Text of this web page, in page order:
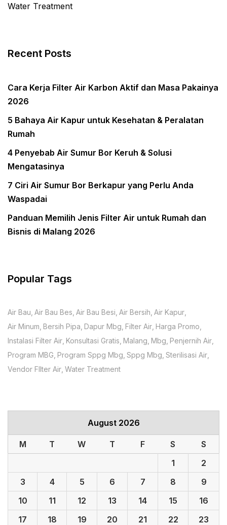
Water Treatment
Recent Posts
Cara Kerja Filter Air Karbon Aktif dan Masa Pakainya
2026
5 Bahaya Air Kapur untuk Kesehatan & Peralatan
Rumah
4 Penyebab Air Sumur Bor Keruh & Solusi
Mengatasinya
7 Ciri Air Sumur Bor Berkapur yang Perlu Anda
Waspadai
Panduan Memilih Jenis Filter Air untuk Rumah dan
Bisnis di Malang 2026
Popular Tags
Air Bau Air Bau Bes Air Bau Besi Air Bersih Air Kapur
Air Minum Bersih Pipa Dapur Mbg Filter Air Harga Promo
Instalasi Filter Air Konsultasi Gratis Malang Mbg Penjernih Air
Program MBG Program Sppg Mbg Sppg Mbg Sterilisasi Air
Vendor FIlter Air Water Treatment
August 2026
M T W T F S
S
1
2
3
4 5 6 7 8
9
10
11 12 13 14 15
16
17
18 19 20 21 22
23